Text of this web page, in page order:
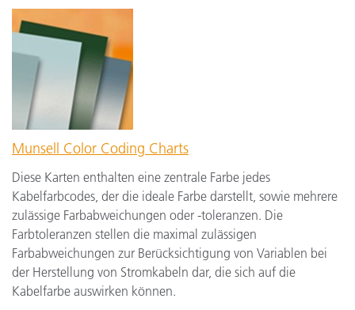
Munsell Color Coding Charts
Diese Karten enthalten eine zentrale Farbe jedes
Kabelfarbcodes, der die ideale Farbe darstellt, sowie mehrere
zulässige Farbabweichungen oder -toleranzen. Die
Farbtoleranzen stellen die maximal zulässigen
Farbabweichungen zur Berücksichtigung von Variablen bei
der Herstellung von Stromkabeln dar, die sich auf die
Kabelfarbe auswirken können.